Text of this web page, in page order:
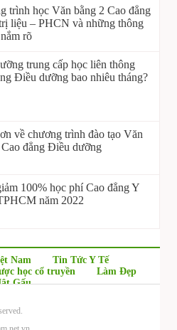
trình học Văn bằng 2 Cao đẳng
liệu – PHCN và những thông
rõ
trung cấp học liên thông
Điều dưỡng bao nhiêu tháng?
về chương trình đào tạo Văn
Cao đẳng Điều dưỡng
100% học phí Cao đẳng Y
năm 2022
Nam
Tin Tức Y Tế
học cổ truyền
Làm Đẹp
Gấu